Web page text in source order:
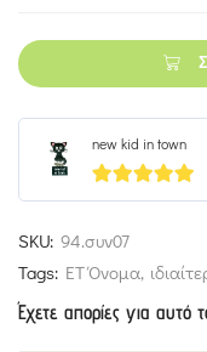
new kid in town
5out of 5
SKU: 94.συν07
Tags: ΕΤ Όνομα,
Έχετε απορίες για αυτό